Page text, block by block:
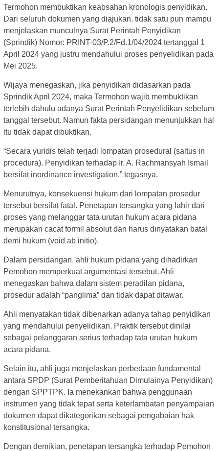
Termohon membuktikan keabsahan kronologis penyidikan.
Dari seluruh dokumen yang diajukan, tidak satu pun mampu
menjelaskan munculnya Surat Perintah Penyidikan
(Sprindik) Nomor: PRINT-03/P.2/Fd.1/04/2024 tertanggal 1
April 2024 yang justru mendahului proses penyelidikan pada
Mei 2025.
Wijaya menegaskan, jika penyidikan didasarkan pada
Sprindik April 2024, maka Termohon wajib membuktikan
terlebih dahulu adanya Surat Perintah Penyelidikan sebelum
tanggal tersebut. Namun fakta persidangan menunjukkan hal
itu tidak dapat dibuktikan.
“Secara yuridis telah terjadi lompatan prosedural (saltus in
procedura). Penyidikan terhadap Ir. A. Rachmansyah Ismail
bersifat inordinance investigation,” tegasnya.
Menurutnya, konsekuensi hukum dari lompatan prosedur
tersebut bersifat fatal. Penetapan tersangka yang lahir dari
proses yang melanggar tata urutan hukum acara pidana
merupakan cacat formil absolut dan harus dinyatakan batal
demi hukum (void ab initio).
Dalam persidangan, ahli hukum pidana yang dihadirkan
Pemohon memperkuat argumentasi tersebut. Ahli
menegaskan bahwa dalam sistem peradilan pidana,
prosedur adalah “panglima” dan tidak dapat ditawar.
Ahli menyatakan tidak dibenarkan adanya tahap penyidikan
yang mendahului penyelidikan. Praktik tersebut dinilai
sebagai pelanggaran serius terhadap tata urutan hukum
acara pidana.
Selain itu, ahli juga menjelaskan perbedaan fundamental
antara SPDP (Surat Pemberitahuan Dimulainya Penyidikan)
dengan SPPTPK. Ia menekankan bahwa penggunaan
instrumen yang tidak tepat serta keterlambatan penyampaian
dokumen dapat dikategorikan sebagai pengabaian hak
konstitusional tersangka.
Dengan demikian, penetapan tersangka terhadap Pemohon